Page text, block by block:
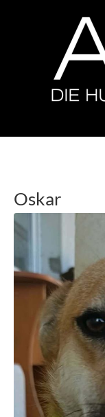
Oskar